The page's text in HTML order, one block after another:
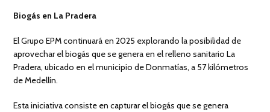
Biogás en La Pradera
El Grupo EPM continuará en 2025 explorando la posibilidad de
aprovechar el biogás que se genera en el relleno sanitario La
Pradera, ubicado en el municipio de Donmatías, a 57 kilómetros
de Medellín.
Esta iniciativa consiste en capturar el biogás que se genera